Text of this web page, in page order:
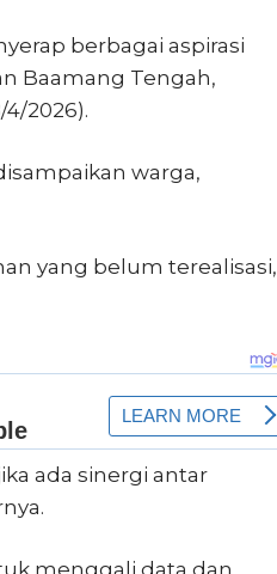
berbagai aspirasi
Baamang Tengah,
2026).
warga,
yang belum terealisasi,
ada sinergi antar
menggali data dan